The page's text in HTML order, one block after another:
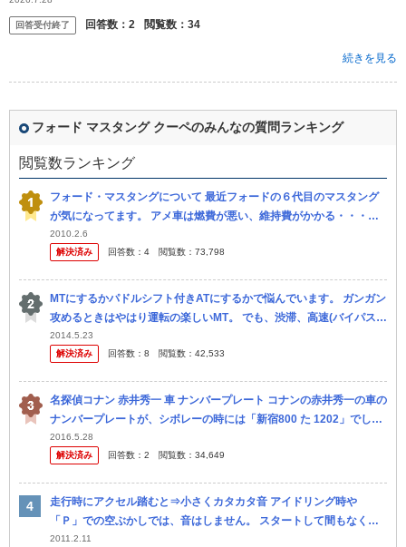
し高い気...
回答受付終了 回答数： 2 閲覧数： 34
続きを見る
フォード マスタング クーペのみんなの質問ランキング
閲覧数ランキング
フォード・マスタングについて 最近フォードの６代目のマスタング
が気になってます。 アメ車は燃費が悪い、維持費がかかる・・・。
などのイメージが強く興味はなかったのですが、実車が走っているの
を初め...
2010.2.6
解決済み
回答数： 4 閲覧数： 73,798
MTにするかパドルシフト付きATにするかで悩んでいます。 ガンガン
攻めるときはやはり運転の楽しいMT。 でも、渋滞、高速(バイパス)
を走るときなどではATの方がいい。 そこで思ったのですが、最近...
2014.5.23
解決済み
回答数： 8 閲覧数： 42,533
名探偵コナン 赤井秀一 車 ナンバープレート コナンの赤井秀一の車の
ナンバープレートが、シボレーの時には「新宿800 た 1202」でした
が、新しいマスタングの時は「新宿330 た 1202」で...
2016.5.28
解決済み
回答数： 2 閲覧数： 34,649
走行時にアクセル踏むと⇒小さくカタカタ音 アイドリング時や
「Ｐ」での空ぶかしでは、音はしません。 スタートして間もなく、
エンジンルームから？小さくカタカタ音が・・・。 アクセルを踏ん
2011.2.11